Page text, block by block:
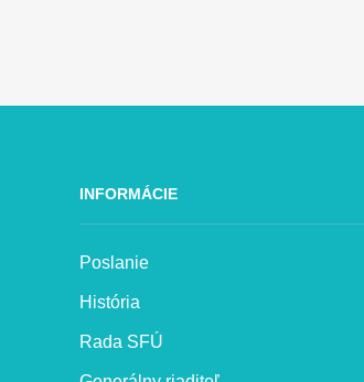
INFORMÁCIE
Poslanie
História
Rada SFÚ